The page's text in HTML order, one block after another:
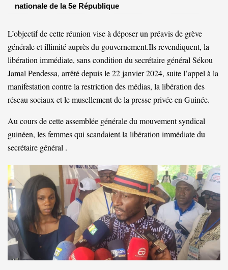
nationale de la 5e République
L’objectif de cette réunion vise à déposer un préavis de grève
générale et illimité auprès du gouvernement.Ils revendiquent, la
libération immédiate, sans condition du secrétaire général Sékou
Jamal Pendessa, arrêté depuis le 22 janvier 2024, suite l’appel à la
manifestation contre la restriction des médias, la libération des
réseau sociaux et le musellement de la presse privée en Guinée.
Au cours de cette assemblée générale du mouvement syndical
guinéen, les femmes qui scandaient la libération immédiate du
secrétaire général .